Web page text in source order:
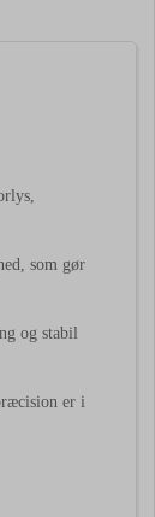
som gør
og stabil
er i